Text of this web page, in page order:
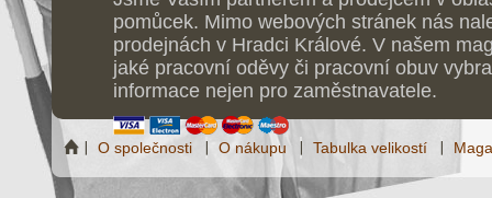
pomůcek. Mimo webových stránek nás
prodejnách v Hradci Králové. V našem
jaké pracovní oděvy či pracovní obuv
informace nejen pro zaměstnavatele.
O společnosti O nákupu Tabulka velikostí